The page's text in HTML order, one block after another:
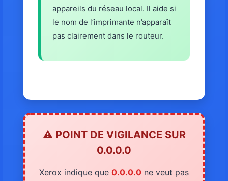
appareils du réseau local. Il aide si
le nom de l’imprimante n’apparaît
pas clairement dans le routeur.
⚠️ POINT DE VIGILANCE SUR
0.0.0.0
Xerox indique que 0.0.0.0 ne veut pas